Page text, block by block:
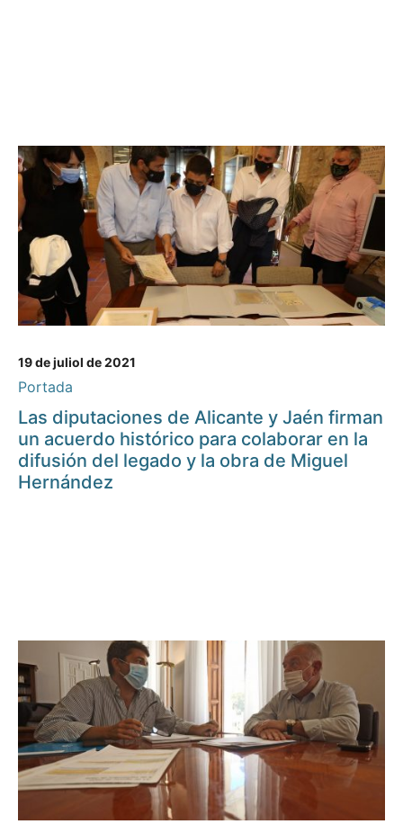
19 de juliol de 2021
Portada
Las diputaciones de Alicante y Jaén firman
un acuerdo histórico para colaborar en la
difusión del legado y la obra de Miguel
Hernández